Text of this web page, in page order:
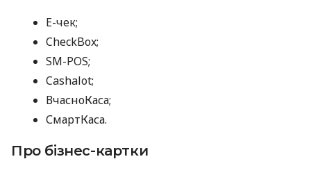
E-чек;
CheckBox;
SM-POS;
Cashalot;
ВчасноКаса;
СмартКаса.
Про бізнес-картки